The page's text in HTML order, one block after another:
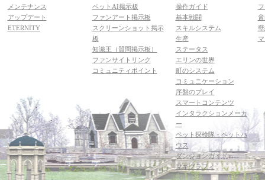
メンテナンス
アップデート
ETERNITY
ペットAI掲示板
ファンアート掲示板
スクリーンショット掲示
板
知識王（質問掲示板）
ファンサイトリンク
コミュニティポイント
操作ガイド
基本戦闘
スキルシステム
生産
ステータス
エリンの世界
町のシステム
コミュニケーション
序盤のプレイ
スマートコンテンツ
インタラクションメーカ
ー
ペット探検隊・ペットハ
ウス
ダンジョンガイド
マギグラフィ